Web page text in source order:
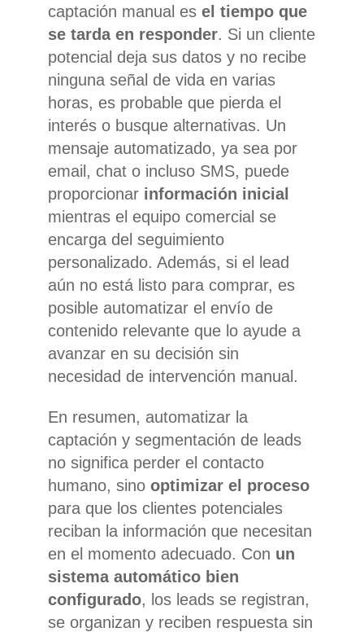
captación manual es el tiempo que
se tarda en responder. Si un cliente
potencial deja sus datos y no recibe
ninguna señal de vida en varias
horas, es probable que pierda el
interés o busque alternativas. Un
mensaje automatizado, ya sea por
email, chat o incluso SMS, puede
proporcionar información inicial
mientras el equipo comercial se
encarga del seguimiento
personalizado. Además, si el lead
aún no está listo para comprar, es
posible automatizar el envío de
contenido relevante que lo ayude a
avanzar en su decisión sin
necesidad de intervención manual.
En resumen, automatizar la
captación y segmentación de leads
no significa perder el contacto
humano, sino optimizar el proceso
para que los clientes potenciales
reciban la información que necesitan
en el momento adecuado. Con un
sistema automático bien
configurado, los leads se registran,
se organizan y reciben respuesta sin